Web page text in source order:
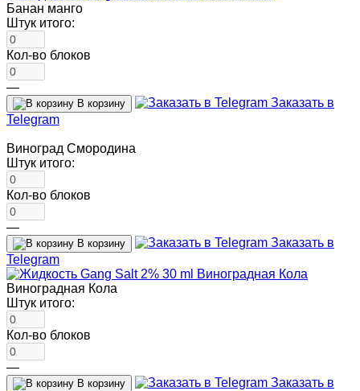
Банан манго
Штук итого:
Кол-во блоков
—
В корзину
Заказать в
Telegram
Виноград Смородина
Штук итого:
Кол-во блоков
—
В корзину
Заказать в
Telegram
Виноградная Кола
Штук итого:
Кол-во блоков
—
В корзину
Заказать в